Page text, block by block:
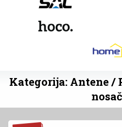
Kategorija: Antene /